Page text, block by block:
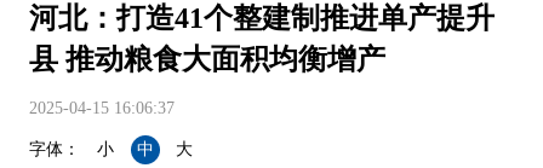
河北：打造41个整建制推进单产提升
县 推动粮食大面积均衡增产
2025-04-15 16:06:37
字体： 小 中 大